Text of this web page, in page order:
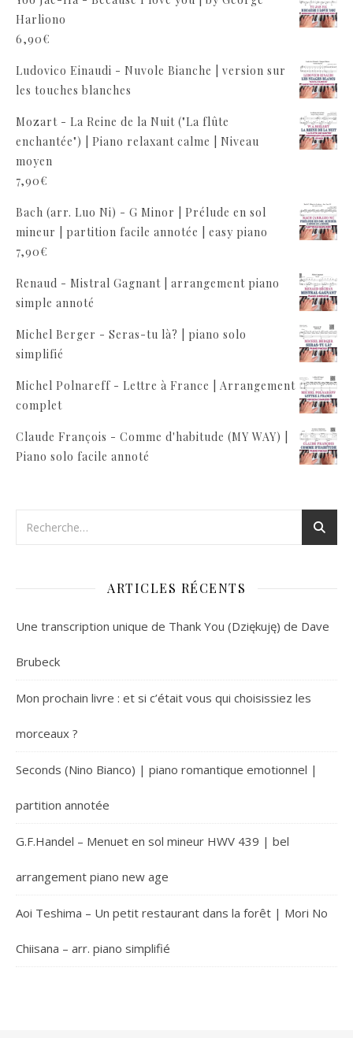
Harliono
6,90€
Ludovico Einaudi - Nuvole Bianche | version sur
les touches blanches
Mozart - La Reine de la Nuit ("La flûte
enchantée") | Piano relaxant calme | Niveau
moyen
7,90€
Bach (arr. Luo Ni) - G Minor | Prélude en sol
mineur | partition facile annotée | easy piano
7,90€
Renaud - Mistral Gagnant | arrangement piano
simple annoté
Michel Berger - Seras-tu là? | piano solo
simplifié
Michel Polnareff - Lettre à France | Arrangement
complet
Claude François - Comme d'habitude (MY WAY) |
Piano solo facile annoté
ARTICLES RÉCENTS
Une transcription unique de Thank You (Dziękuję) de Dave
Brubeck
Mon prochain livre : et si c’était vous qui choisissiez les
morceaux ?
Seconds (Nino Bianco) | piano romantique emotionnel |
partition annotée
G.F.Handel – Menuet en sol mineur HWV 439 | bel
arrangement piano new age
Aoi Teshima – Un petit restaurant dans la forêt | Mori No
Chiisana – arr. piano simplifié